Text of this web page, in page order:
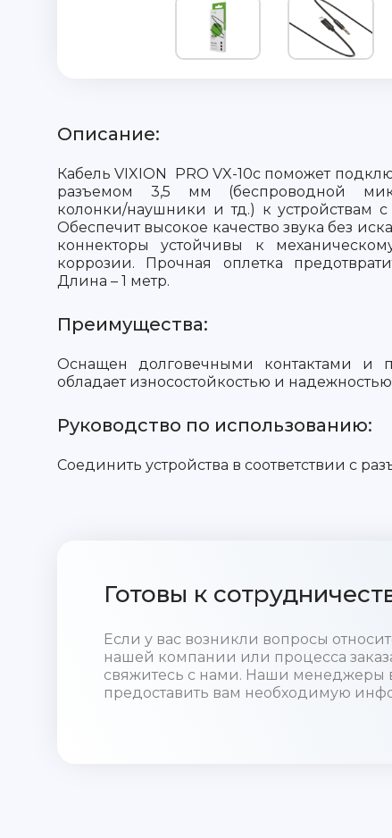
Описание:
Кабель VIXION PRO VX-10c поможет
разъемом 3,5 мм (беспроводной
колонки/наушники и тд.) к устройствам
Обеспечит высокое качество звука без
коннекторы устойчивы к
коррозии. Прочная оплетка
Длина – 1 метр.
Преимущества:
Оснащен долговечными контактами и
обладает износостойкостью и
Руководство по использованию:
Соединить устройства в соответствии с
Готовы к
Если у вас возникли вопросы
нашей компании или процесса
свяжитесь с нами. Наши менеджеры
предоставить вам необходимую